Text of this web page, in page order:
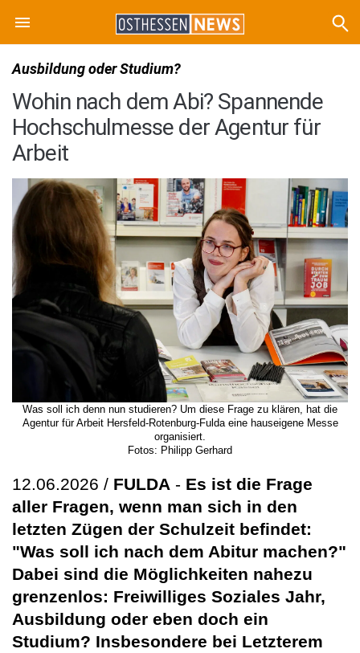
Ausbildung oder Studium?
Wohin nach dem Abi? Spannende
Hochschulmesse der Agentur für
Arbeit
Was soll ich denn nun studieren? Um diese Frage zu klären, hat die
Agentur für Arbeit Hersfeld-Rotenburg-Fulda eine hauseigene Messe
organisiert.
Fotos: Philipp Gerhard
12.06.2026 / FULDA - Es ist die Frage
aller Fragen, wenn man sich in den
letzten Zügen der Schulzeit befindet:
"Was soll ich nach dem Abitur machen?"
Dabei sind die Möglichkeiten nahezu
grenzenlos: Freiwilliges Soziales Jahr,
Ausbildung oder eben doch ein
Studium? Insbesondere bei Letzterem